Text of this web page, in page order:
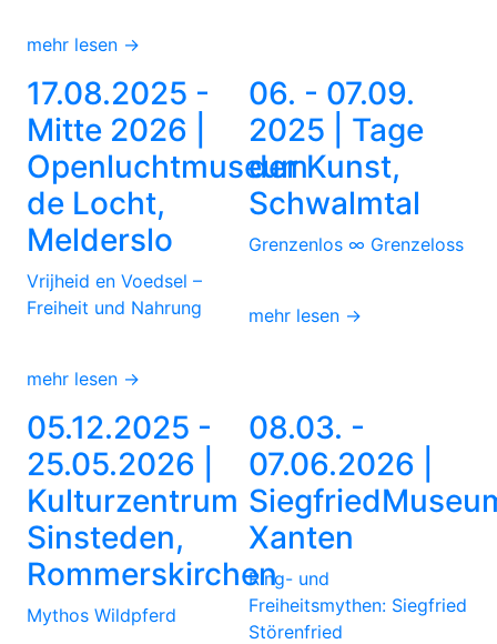
mehr lesen →
17.08.2025 -
Mitte 2026 |
Openluchtmuseum
de Locht,
Melderslo
Vrijheid en Voedsel –
Freiheit und Nahrung
mehr lesen →
06. - 07.09.
2025 | Tage
der Kunst,
Schwalmtal
Grenzenlos ∞ Grenzeloss
mehr lesen →
05.12.2025 -
25.05.2026 |
Kulturzentrum
Sinsteden,
Rommerskirchen
Mythos Wildpferd
08.03. -
07.06.2026 |
Xanten
Ring- und
Freiheitsmythen: Siegfried
Störenfried